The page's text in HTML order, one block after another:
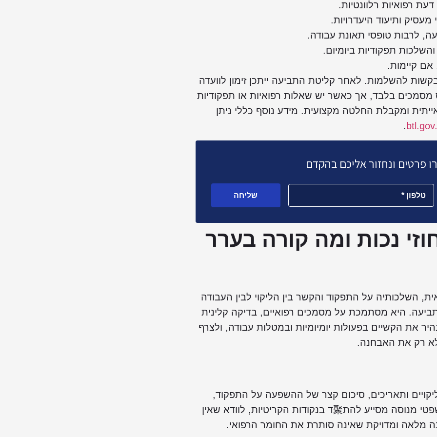
רפואיות רלוונטיות.
ותיעוד היעדרויות.
לרבות טופסי תאונת עבודה.
תפקודיות ביומיום.
אם קיימות.
להשלמות. לאחר קליטת התביעה ייתכן זימון לוועדה
בלבד, אך כאשר יש שאלות רפואיות או תפקודיות
ומקבלת החלטה מקצועית. מידע נוסף כללי ניתן
.
פרטים ונחזור אליכם בהקדם
שליחה
נכות ומה קורה בערר
השלכותיה על התפקוד והקשר בין הליקוי לבין העבודה
היא מסתמכת על מסמכים רפואיים, בדיקה קלינית
את הקשיים בפעולות יומיומיות ובמטלות עבודה, ולצרף
רק את האבחנה.
ותאריכים, סיכום קצר של ההשפעה על התפקוד,
והבנה אילו סוגיות צפויות לעלות. ייצוג משפטי מנוסה מסייע להת聚ד בנקודות הקריטיות, לוודא שאין
מלאה ומדויקת שאינה סותרת את החומר הרפואי.